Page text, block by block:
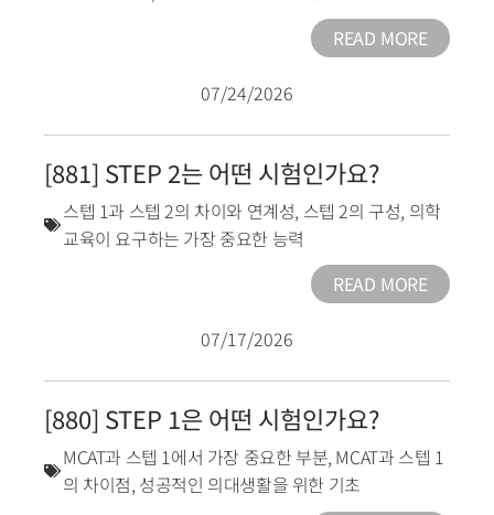
READ MORE
07/24/2026
[881] STEP 2는 어떤 시험인가요?
스텝 1과 스텝 2의 차이와 연계성, 스텝 2의 구성, 의학
교육이 요구하는 가장 중요한 능력
READ MORE
07/17/2026
[880] STEP 1은 어떤 시험인가요?
MCAT과 스텝 1에서 가장 중요한 부분, MCAT과 스텝 1
의 차이점, 성공적인 의대생활을 위한 기초